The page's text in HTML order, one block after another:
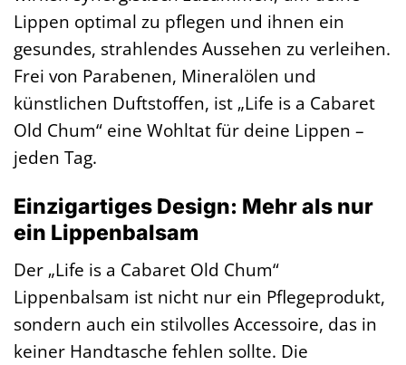
Lippen optimal zu pflegen und ihnen ein
gesundes, strahlendes Aussehen zu verleihen.
Frei von Parabenen, Mineralölen und
künstlichen Duftstoffen, ist „Life is a Cabaret
Old Chum“ eine Wohltat für deine Lippen –
jeden Tag.
Einzigartiges Design: Mehr als nur
ein Lippenbalsam
Der „Life is a Cabaret Old Chum“
Lippenbalsam ist nicht nur ein Pflegeprodukt,
sondern auch ein stilvolles Accessoire, das in
keiner Handtasche fehlen sollte. Die